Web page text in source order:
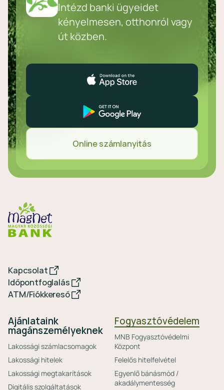
Intézd banki ügyeidet
kényelmesen, otthonról vagy
út közben.
Online számlanyitás
Kapcsolat
Időpontfoglalás
ATM/Fiókkereső
Ajánlataink
magánszemélyeknek
Lakossági számlacsomagok
Lakossági hitelek
Lakossági megtakarítások
Digitális szolgáltatások
Fogyasztóvédelem
MNB Fogyasztóvédelmi
Központ
Felelős hitelfelvétel
Egyenlő bánásmód /
akadálymentesség